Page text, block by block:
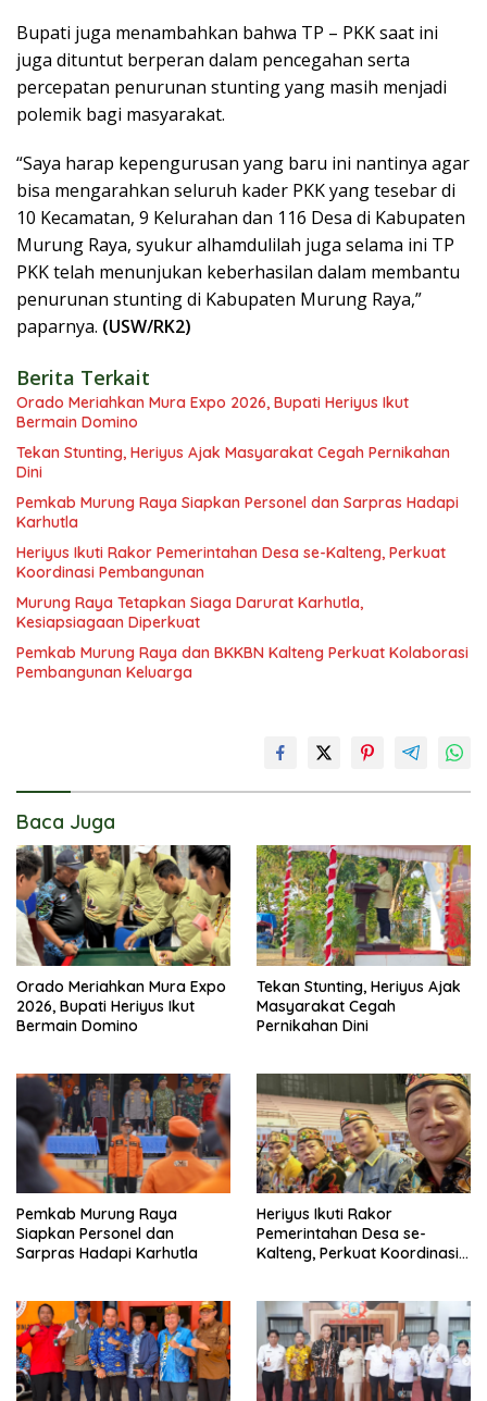
Bupati juga menambahkan bahwa TP – PKK saat ini
juga dituntut berperan dalam pencegahan serta
percepatan penurunan stunting yang masih menjadi
polemik bagi masyarakat.
“Saya harap kepengurusan yang baru ini nantinya agar
bisa mengarahkan seluruh kader PKK yang tesebar di
10 Kecamatan, 9 Kelurahan dan 116 Desa di Kabupaten
Murung Raya, syukur alhamdulilah juga selama ini TP
PKK telah menunjukan keberhasilan dalam membantu
penurunan stunting di Kabupaten Murung Raya,”
paparnya. (USW/RK2)
Berita Terkait
Orado Meriahkan Mura Expo 2026, Bupati Heriyus Ikut
Bermain Domino
Tekan Stunting, Heriyus Ajak Masyarakat Cegah Pernikahan
Dini
Pemkab Murung Raya Siapkan Personel dan Sarpras Hadapi
Karhutla
Heriyus Ikuti Rakor Pemerintahan Desa se-Kalteng, Perkuat
Koordinasi Pembangunan
Murung Raya Tetapkan Siaga Darurat Karhutla,
Kesiapsiagaan Diperkuat
Pemkab Murung Raya dan BKKBN Kalteng Perkuat Kolaborasi
Pembangunan Keluarga
Baca Juga
Orado Meriahkan Mura Expo
2026, Bupati Heriyus Ikut
Bermain Domino
Tekan Stunting, Heriyus Ajak
Masyarakat Cegah
Pernikahan Dini
Pemkab Murung Raya
Siapkan Personel dan
Sarpras Hadapi Karhutla
Heriyus Ikuti Rakor
Pemerintahan Desa se-
Kalteng, Perkuat Koordinasi